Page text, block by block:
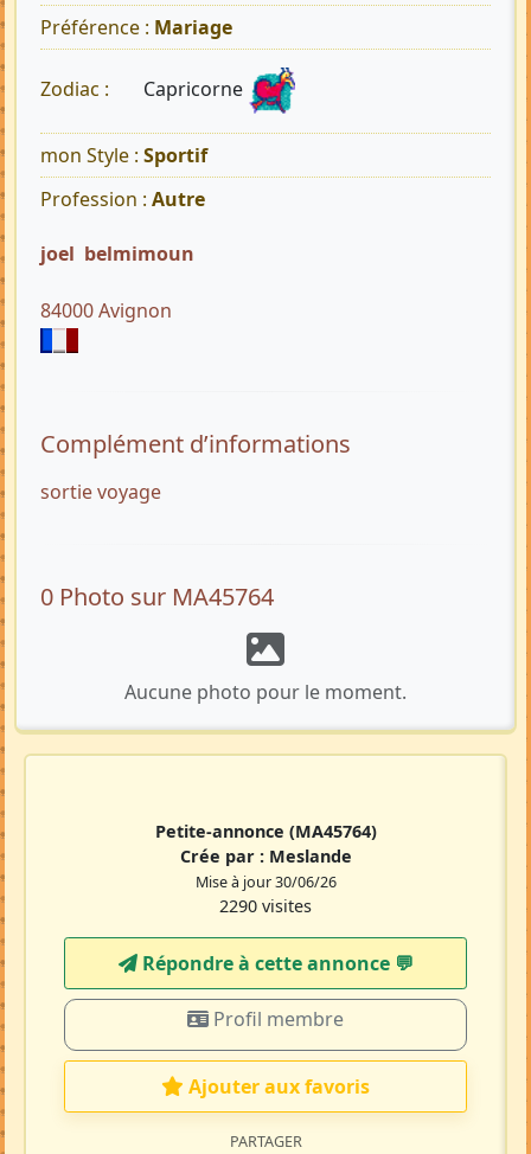
Préférence : Mariage
Zodiac : Capricorne
mon Style : Sportif
Profession : Autre
joel belmimoun
84000 Avignon
Complément d’informations
sortie voyage
0 Photo sur MA45764
Aucune photo pour le moment.
Petite-annonce (MA45764)
Crée par : Meslande
Mise à jour 30/06/26
2290 visites
Répondre à cette annonce 💬​
Profil membre
Ajouter aux favoris
PARTAGER